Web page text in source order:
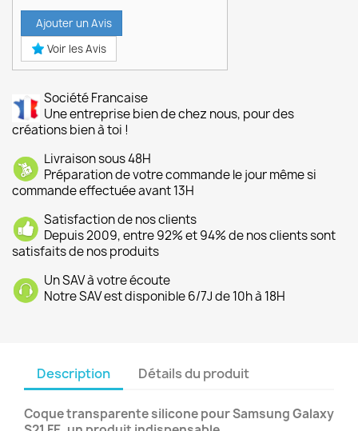
Ajouter un Avis
Voir les Avis
Société Francaise
Une entreprise bien de chez nous, pour des
créations bien à toi !
Livraison sous 48H
Préparation de votre commande le jour même si
commande effectuée avant 13H
Satisfaction de nos clients
Depuis 2009, entre 92% et 94% de nos clients sont
satisfaits de nos produits
Un SAV à votre écoute
Notre SAV est disponible 6/7J de 10h à 18H
Description Détails du produit
Coque transparente silicone pour Samsung Galaxy